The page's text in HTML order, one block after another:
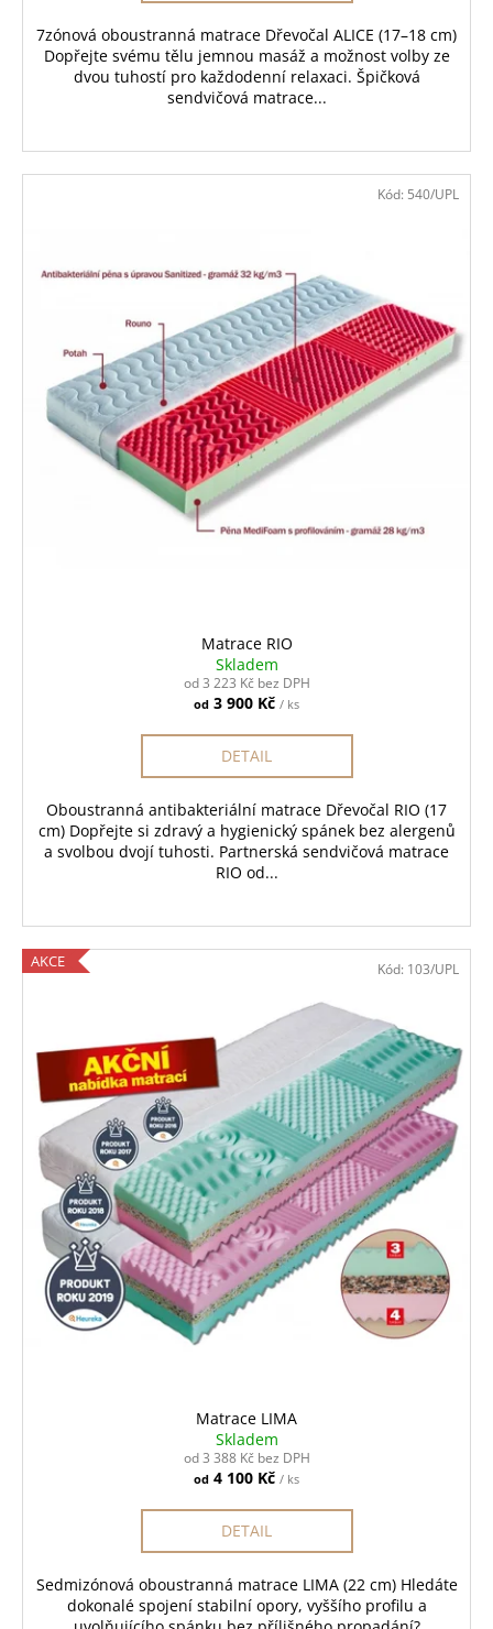
7zónová oboustranná matrace Dřevočal ALICE (17–18 cm)
Dopřejte svému tělu jemnou masáž a možnost volby ze
dvou tuhostí pro každodenní relaxaci. Špičková
sendvičová matrace...
Matrace RIO
Skladem
od 3 223 Kč bez DPH
od 3 900 Kč / ks
DETAIL
Oboustranná antibakteriální matrace Dřevočal RIO (17
cm) Dopřejte si zdravý a hygienický spánek bez alergenů
a svolbou dvojí tuhosti. Partnerská sendvičová matrace
RIO od...
Kód: 540/UPL
AKCE
Matrace LIMA
Skladem
od 3 388 Kč bez DPH
od 4 100 Kč / ks
DETAIL
Sedmizónová oboustranná matrace LIMA (22 cm) Hledáte
dokonalé spojení stabilní opory, vyššího profilu a
Kód: 103/UPL